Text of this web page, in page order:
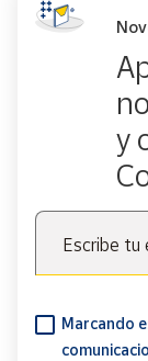
y
Escribe tu
Marcando